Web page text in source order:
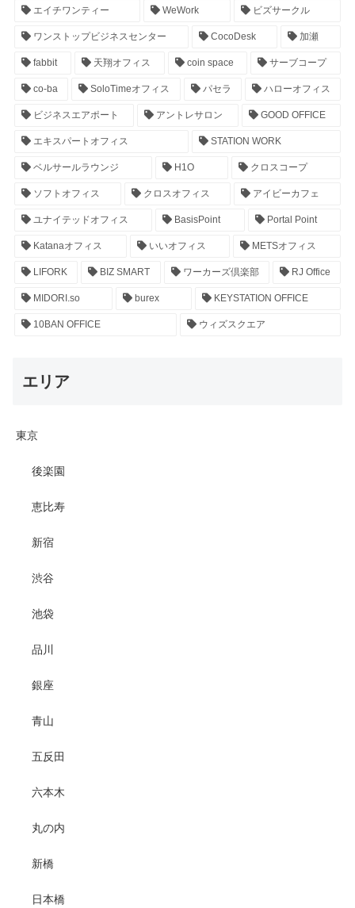
エイチワンティー WeWork ビズサークル
ワンストップビジネスセンター CocoDesk 加瀬
fabbit 天翔オフィス coin space サーブコープ
co-ba SoloTimeオフィス パセラ ハローオフィス
ビジネスエアポート アントレサロン GOOD OFFICE
エキスパートオフィス STATION WORK
ベルサールラウンジ H1O クロスコープ
ソフトオフィス クロスオフィス アイビーカフェ
ユナイテッドオフィス BasisPoint Portal Point
Katanaオフィス いいオフィス METSオフィス
LIFORK BIZ SMART ワーカーズ倶楽部 RJ Office
MIDORI.so burex KEYSTATION OFFICE
10BAN OFFICE ウィズスクエア
エリア
東京
後楽園
恵比寿
新宿
渋谷
池袋
品川
銀座
青山
五反田
六本木
丸の内
新橋
日本橋